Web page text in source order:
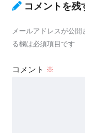
コメントを残
メールアドレスが公開
る欄は必須項目です
コメント ※